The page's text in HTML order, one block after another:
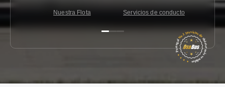
Nuestra Flota Servicios de conducto